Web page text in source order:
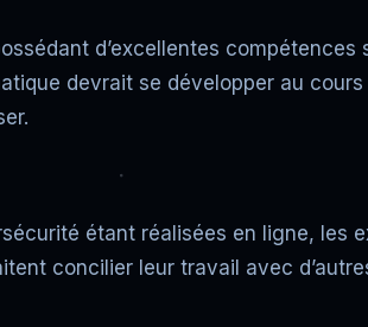
d’excellentes
devrait se développer au
étant réalisées en ligne, les
concilier leur travail avec